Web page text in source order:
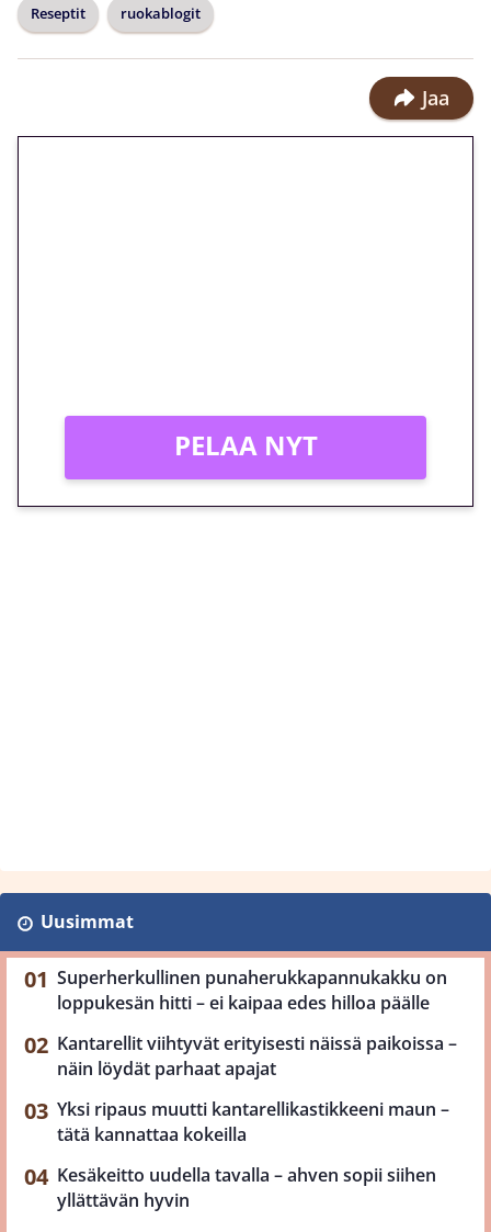
Reseptit ruokablogit
Jaa
PELAA NYT
Uusimmat
Superherkullinen punaherukkapannukakku on
loppukesän hitti – ei kaipaa edes hilloa päälle
Kantarellit viihtyvät erityisesti näissä paikoissa –
näin löydät parhaat apajat
Yksi ripaus muutti kantarellikastikkeeni maun –
tätä kannattaa kokeilla
Kesäkeitto uudella tavalla – ahven sopii siihen
yllättävän hyvin